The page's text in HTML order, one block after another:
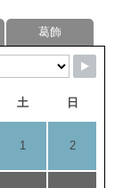
葛飾
土 日
1 2